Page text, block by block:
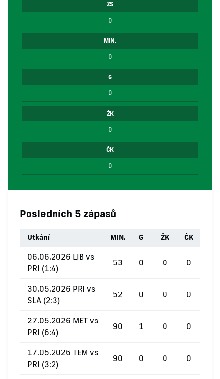
ZS
0
MIN.
0
G
0
ŽK
0
ČK
0
Posledních 5 zápasů
Utkání MIN. G ŽK ČK
06.06.2026 LIB vs
PRI (1:4)
53 0 0 0
30.05.2026 PRI vs
SLA (2:3)
52 0 0 0
27.05.2026 MET vs
PRI (6:4)
90 1 0 0
17.05.2026 TEM vs
PRI (3:2)
90 0 0 0